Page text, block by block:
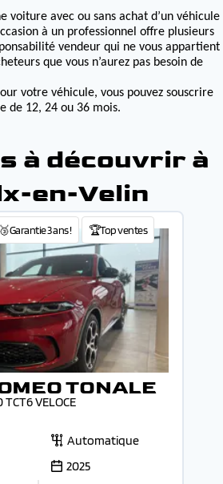
voiture avec ou sans achat d’un véhicule
à un professionnel offre plusieurs
vendeur qui ne vous appartient
que vous n’aurez pas besoin de
votre véhicule, vous pouvez souscrire
de 12, 24 ou 36 mois.
à découvrir à
en-Velin
🥉Garantie 3 ans ! 🏆Top ventes
TONALE
TCT6 VELOCE
Automatique
2025